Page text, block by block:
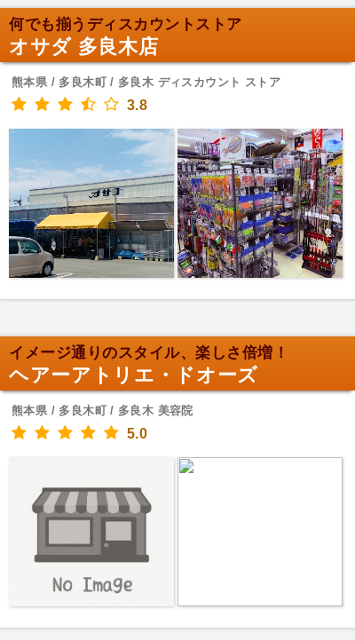
何でも揃うディスカウントストア
オサダ 多良木店
熊本県 / 多良木町 / 多良木 ディスカウント ストア
3.8
イメージ通りのスタイル、楽しさ倍増！
ヘアーアトリエ・ドオーズ
熊本県 / 多良木町 / 多良木 美容院
5.0